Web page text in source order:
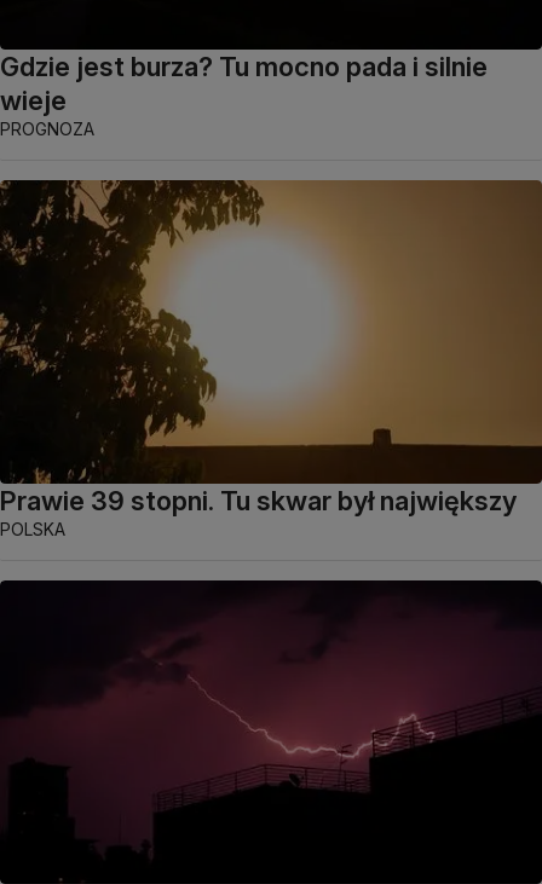
Gdzie jest burza? Tu mocno pada i silnie
wieje
PROGNOZA
Prawie 39 stopni. Tu skwar był największy
POLSKA